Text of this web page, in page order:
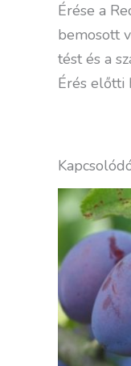
Érése a
bemosott
tést és a
Érés előtti